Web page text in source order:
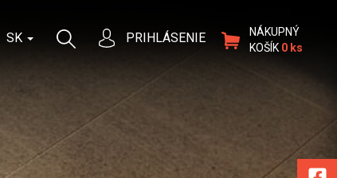
SK PRIHLÁSENIE
NÁKUPNÝ
KOŠÍK 0 ks